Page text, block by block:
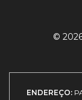
©
ENDEREÇO: